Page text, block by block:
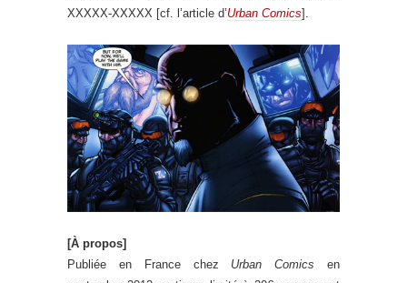
XXXXX-XXXXX [cf. l’article d’Urban Comics].
[À propos]
Publiée en France chez Urban Comics en